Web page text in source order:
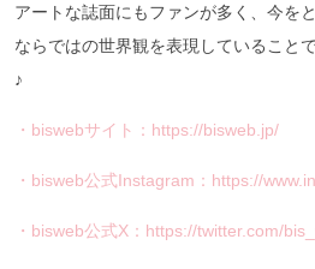
アートな誌面にもファンが多く、今を
ならではの世界観を表現していること
♪
・biswebサイト：https://bisweb.jp/
・bisweb公式Instagram：https://
・bisweb公式X：https://twitter.com/